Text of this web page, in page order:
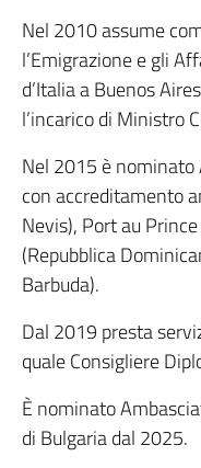
Nel 2010 assume
l’Emigrazione e gli
d’Italia a Buenos
l’incarico di Ministro
Nel 2015 è nominato
con accreditamento
Nevis), Port au
(Repubblica
Barbuda).
Dal 2019 presta
quale Consigliere
È nominato
di Bulgaria dal 2025.